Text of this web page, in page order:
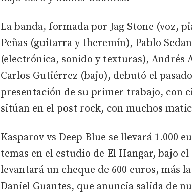
La banda, formada por Jag Stone (voz,
Peñas (guitarra y theremín), Pablo
(electrónica, sonido y texturas),
Carlos Gutiérrez (bajo), debutó el
presentación de su primer trabajo, con
sitúan en el post rock, con muchos
Kasparov vs Deep Blue se llevará 1.000
temas en el estudio de El Hangar, bajo
levantará un cheque de 600 euros, más
Daniel Guantes, que anuncia salida de